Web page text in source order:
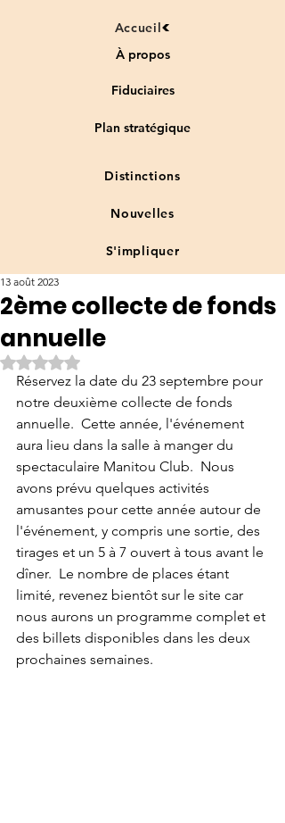
Accueil
À propos
Fiduciaires
Plan stratégique
Distinctions
Nouvelles
S'impliquer
2ème collecte de fonds
annuelle
13 août 2023
Noté NaN étoiles sur 5.
Réservez la date du 23 septembre pour
notre deuxième collecte de fonds
annuelle.  Cette année, l'événement
aura lieu dans la salle à manger du
spectaculaire Manitou Club.  Nous
avons prévu quelques activités
amusantes pour cette année autour de
l'événement, y compris une sortie, des
tirages et un 5 à 7 ouvert à tous avant le
dîner.  Le nombre de places étant
limité, revenez bientôt sur le site car
nous aurons un programme complet et
des billets disponibles dans les deux
prochaines semaines.